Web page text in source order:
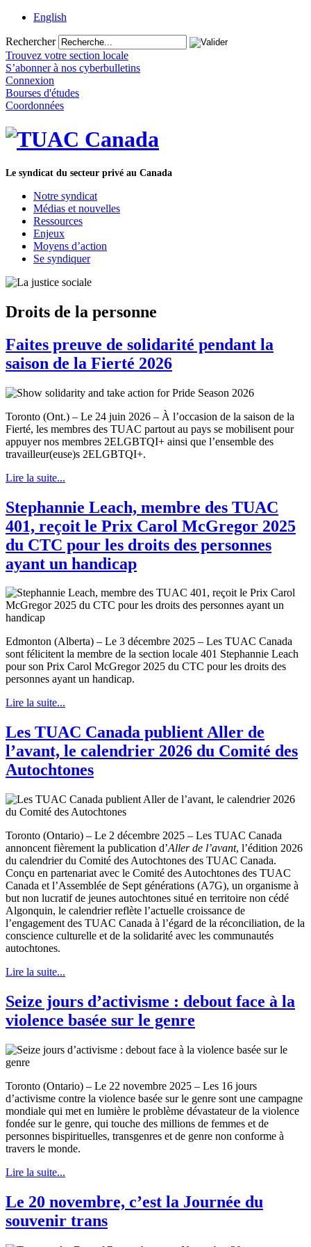
English
Rechercher
Trouvez votre section locale
S’abonner à nos cyberbulletins
Connexion
Bourses d'études
Coordonnées
Le syndicat du secteur privé au Canada
Notre syndicat
Médias et nouvelles
Ressources
Enjeux
Moyens d’action
Se syndiquer
Droits de la personne
Faites preuve de solidarité pendant la
saison de la Fierté 2026
Toronto (Ont.) – Le 24 juin 2026 – À l’occasion de la saison de la
Fierté, les membres des TUAC partout au pays se mobilisent pour
appuyer nos membres 2ELGBTQI+ ainsi que l’ensemble des
travailleur(euse)s 2ELGBTQI+.
Lire la suite...
Stephannie Leach, membre des TUAC
401, reçoit le Prix Carol McGregor 2025
du CTC pour les droits des personnes
ayant un handicap
Edmonton (Alberta) – Le 3 décembre 2025 – Les TUAC Canada
sont félicitent la membre de la section locale 401 Stephannie Leach
pour son Prix Carol McGregor 2025 du CTC pour les droits des
personnes ayant un handicap.
Lire la suite...
Les TUAC Canada publient Aller de
l’avant, le calendrier 2026 du Comité des
Autochtones
Toronto (Ontario) – Le 2 décembre 2025 – Les TUAC Canada
annoncent fièrement la publication d’Aller de l’avant, l’édition 2026
du calendrier du Comité des Autochtones des TUAC Canada.
Conçu en partenariat avec le Comité des Autochtones des TUAC
Canada et l’Assemblée de Sept générations (A7G), un organisme à
but non lucratif de jeunes autochtones situé en territoire non cédé
Algonquin, le calendrier reflète l’actuelle croissance de
l’engagement des TUAC Canada à l’égard de la réconciliation, de la
conscience culturelle et de la solidarité avec les communautés
autochtones.
Lire la suite...
Seize jours d’activisme : debout face à la
violence basée sur le genre
Toronto (Ontario) – Le 22 novembre 2025 – Les 16 jours
d’activisme contre la violence basée sur le genre sont une campagne
mondiale qui met en lumière le problème dévastateur de la violence
fondée sur le genre, qui touche des millions de femmes et de
personnes bispirituelles, transgenres et de genre non conforme à
travers le monde.
Lire la suite...
Le 20 novembre, c’est la Journée du
souvenir trans